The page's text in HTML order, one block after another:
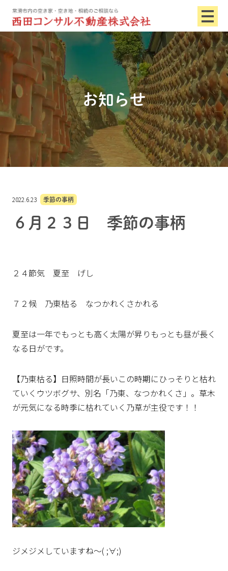
お知らせ
2022.6.23 季節の事柄
６月２３日 季節の事柄
２４節気 夏至 げし
７２候 乃東枯る なつかれくさかれる
夏至は一年でもっとも高く太陽が昇りもっとも昼が長く
なる日がです。
【乃東枯る】日照時間が長いこの時期にひっそりと枯れ
ていくウツボグサ、別名「乃東、なつかれくさ」。草木
が元気になる時季に枯れていく乃草が主役です！！
ジメジメしていますね～( ;∀;)